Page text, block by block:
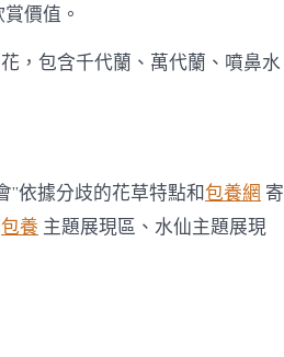
價值。
，包含千代蘭、萬代蘭、噴鼻水
”依據分歧的花草特點和包養網 寄
包養 主題展現區、水仙主題展現